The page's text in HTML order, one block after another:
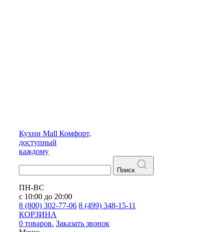
Кухни Mall Комфорт,
доступный
каждому
Поиск
ПН-ВС
с 10:00 до 20:00
8 (800) 302-77-06 8 (499) 348-15-11
КОРЗИНА
0 товаров. Заказать звонок